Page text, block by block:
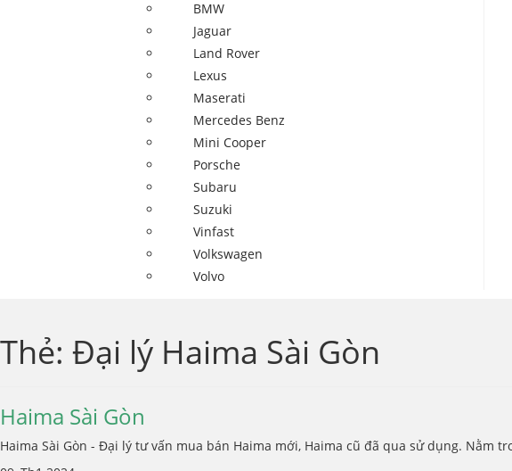
BMW
Jaguar
Land Rover
Lexus
Maserati
Mercedes Benz
Mini Cooper
Porsche
Subaru
Suzuki
Vinfast
Volkswagen
Volvo
Thẻ: Đại lý Haima Sài Gòn
Haima Sài Gòn
Haima Sài Gòn - Đại lý tư vấn mua bán Haima mới, Haima cũ đã qua sử dụng. Nằm